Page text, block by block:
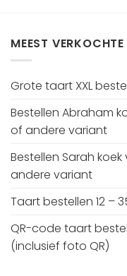
MEEST
Grote taart XXL
Bestellen Abraham
of andere variant
Bestellen Sarah
andere variant
Taart bestellen 12 –
QR-code taart
(inclusief foto QR)